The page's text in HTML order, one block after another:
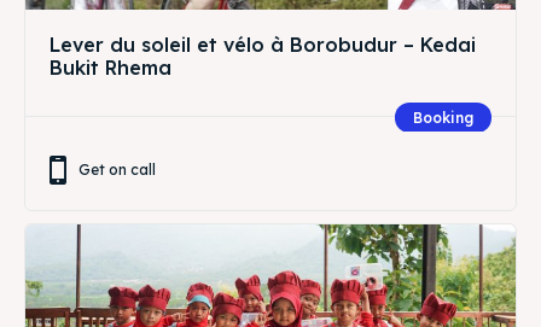
Lever du soleil et vélo à Borobudur – Kedai
Bukit Rhema
Booking
Get on call